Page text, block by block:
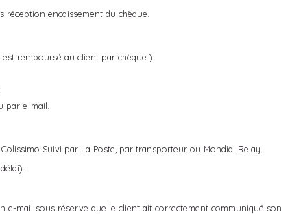
encaissement du chèque.
remboursé au client par chèque ).
par e-mail.
Suivi par La Poste, par transporteur ou Mondial Relay.
e-mail sous réserve que le client ait correctement communiqué son